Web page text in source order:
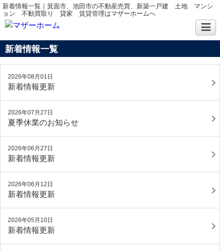
新着情報一覧｜箕面市、池田市の不動産売買、新築一戸建 土地 マンシ
ョン 不動買取り 貸家 賃貸管理はマザーホームへ
新着情報一覧
2026年08月01日
新着情報更新
2026年07月27日
夏季休業のお知らせ
2026年06月27日
新着情報更新
2026年06月12日
新着情報更新
2026年05月10日
新着情報更新